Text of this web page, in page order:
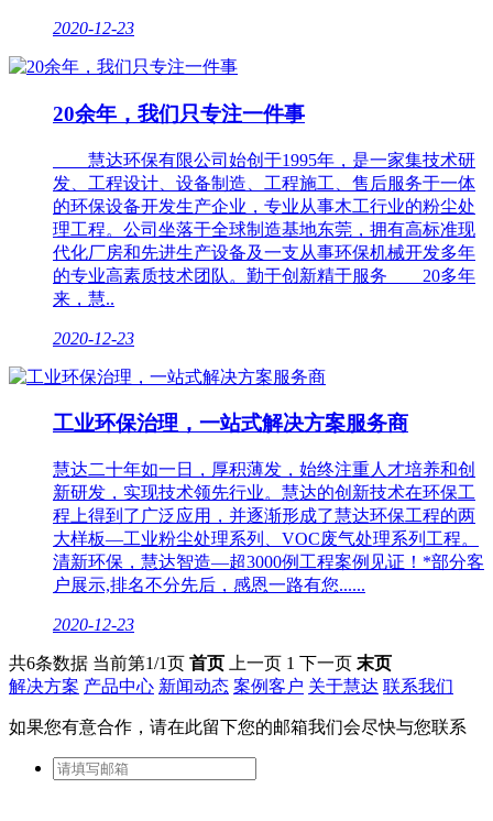
2020-12-23
20余年，我们只专注一件事
慧达环保有限公司始创于1995年，是一家集技术研
发、工程设计、设备制造、工程施工、售后服务于一体
的环保设备开发生产企业，专业从事木工行业的粉尘处
理工程。公司坐落于全球制造基地东莞，拥有高标准现
代化厂房和先进生产设备及一支从事环保机械开发多年
的专业高素质技术团队。勤于创新精于服务 20多年
来，慧..
2020-12-23
工业环保治理，一站式解决方案服务商
慧达二十年如一日，厚积薄发，始终注重人才培养和创
新研发，实现技术领先行业。慧达的创新技术在环保工
程上得到了广泛应用，并逐渐形成了慧达环保工程的两
大样板—工业粉尘处理系列、VOC废气处理系列工程。
清新环保，慧达智造—超3000例工程案例见证！*部分客
户展示,排名不分先后，感恩一路有您......
2020-12-23
共6条数据 当前第1/1页 首页 上一页 1 下一页 末页
解决方案 产品中心 新闻动态 案例客户 关于慧达 联系我们
如果您有意合作，请在此留下您的邮箱我们会尽快与您联系